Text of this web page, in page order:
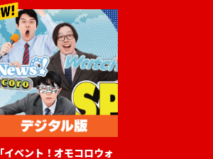
「イベント！オモコロウォ